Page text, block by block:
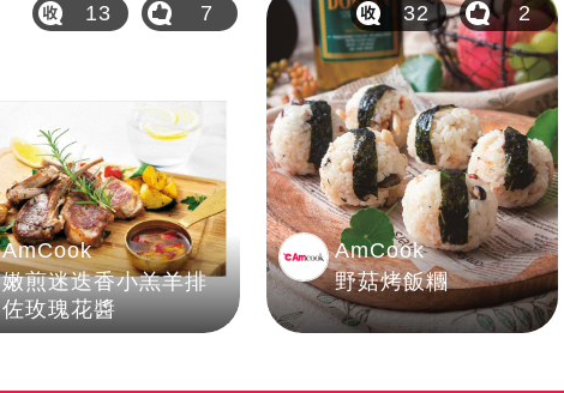
AmCook
嫩煎迷迭香小羔羊排
佐玫瑰花醬
13 7
AmCook
野菇烤飯糰
32 2